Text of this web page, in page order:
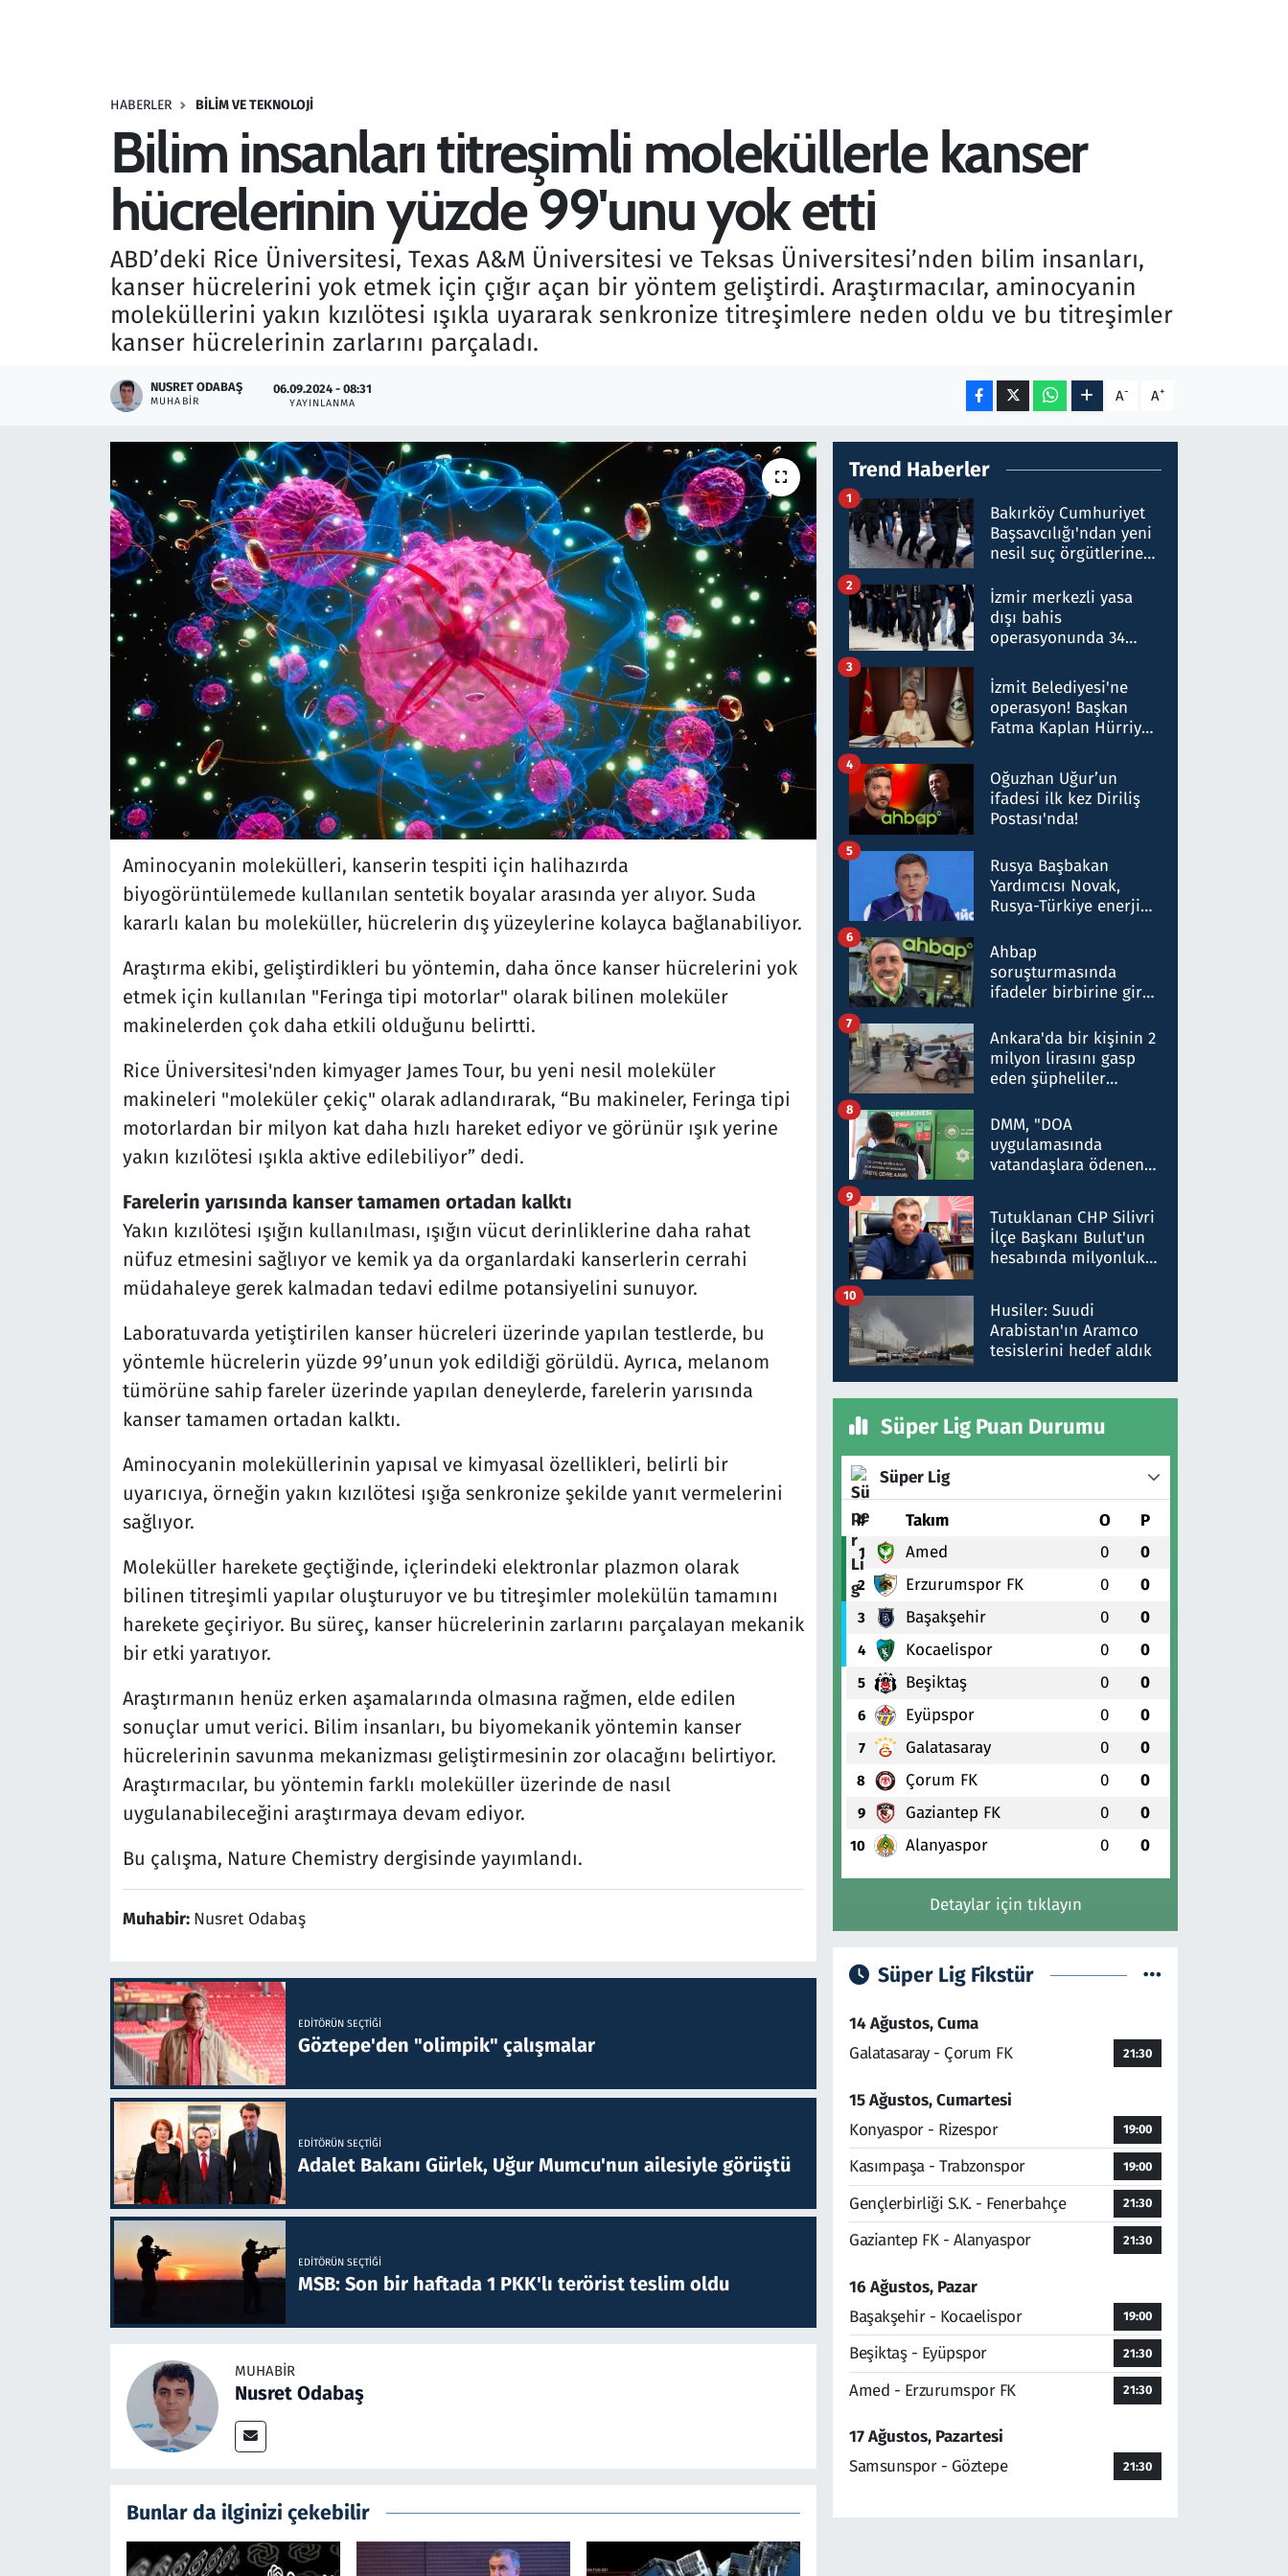
HABERLER BILIM VE TEKNOLOJI
Bilim insanları titreşimli moleküllerle kanser
hücrelerinin yüzde 99'unu yok etti
ABD’deki Rice Üniversitesi, Texas A&M Üniversitesi ve Teksas Üniversitesi’nden bilim insanları,
kanser hücrelerini yok etmek için çığır açan bir yöntem geliştirdi. Araştırmacılar, aminocyanin
moleküllerini yakın kızılötesi ışıkla uyararak senkronize titreşimlere neden oldu ve bu titreşimler
kanser hücrelerinin zarlarını parçaladı.
NUSRET ODABAŞ
MUHABIR
06.09.2024 - 08:31
YAYINLANMA A- A+
Aminocyanin molekülleri, kanserin tespiti için halihazırda
biyogörüntülemede kullanılan sentetik boyalar arasında yer alıyor. Suda
kararlı kalan bu moleküller, hücrelerin dış yüzeylerine kolayca bağlanabiliyor.
Araştırma ekibi, geliştirdikleri bu yöntemin, daha önce kanser hücrelerini yok
etmek için kullanılan "Feringa tipi motorlar" olarak bilinen moleküler
makinelerden çok daha etkili olduğunu belirtti.
Rice Üniversitesi'nden kimyager James Tour, bu yeni nesil moleküler
makineleri "moleküler çekiç" olarak adlandırarak, “Bu makineler, Feringa tipi
motorlardan bir milyon kat daha hızlı hareket ediyor ve görünür ışık yerine
yakın kızılötesi ışıkla aktive edilebiliyor” dedi.
Farelerin yarısında kanser tamamen ortadan kalktı
Yakın kızılötesi ışığın kullanılması, ışığın vücut derinliklerine daha rahat
nüfuz etmesini sağlıyor ve kemik ya da organlardaki kanserlerin cerrahi
müdahaleye gerek kalmadan tedavi edilme potansiyelini sunuyor.
Laboratuvarda yetiştirilen kanser hücreleri üzerinde yapılan testlerde, bu
yöntemle hücrelerin yüzde 99’unun yok edildiği görüldü. Ayrıca, melanom
tümörüne sahip fareler üzerinde yapılan deneylerde, farelerin yarısında
kanser tamamen ortadan kalktı.
Aminocyanin moleküllerinin yapısal ve kimyasal özellikleri, belirli bir
uyarıcıya, örneğin yakın kızılötesi ışığa senkronize şekilde yanıt vermelerini
sağlıyor.
Moleküller harekete geçtiğinde, içlerindeki elektronlar plazmon olarak
bilinen titreşimli yapılar oluşturuyor ve bu titreşimler molekülün tamamını
harekete geçiriyor. Bu süreç, kanser hücrelerinin zarlarını parçalayan mekanik
bir etki yaratıyor.
Araştırmanın henüz erken aşamalarında olmasına rağmen, elde edilen
sonuçlar umut verici. Bilim insanları, bu biyomekanik yöntemin kanser
hücrelerinin savunma mekanizması geliştirmesinin zor olacağını belirtiyor.
Araştırmacılar, bu yöntemin farklı moleküller üzerinde de nasıl
uygulanabileceğini araştırmaya devam ediyor.
Bu çalışma, Nature Chemistry dergisinde yayımlandı.
Muhabir: Nusret Odabaş
EDITÖRÜN SEÇTIĞI
Göztepe'den "olimpik" çalışmalar
EDITÖRÜN SEÇTIĞI
Adalet Bakanı Gürlek, Uğur Mumcu'nun ailesiyle görüştü
EDITÖRÜN SEÇTIĞI
MSB: Son bir haftada 1 PKK'lı terörist teslim oldu
MUHABIR
Nusret Odabaş
Bunlar da ilginizi çekebilir
Trend Haberler
Bakırköy Cumhuriyet
Başsavcılığı'ndan yeni
nesil suç örgütlerine
hakkında gözaltı kararı
1
İzmir merkezli yasa
dışı bahis
operasyonunda 34
Milyar liralık para
trafiği tespit edildi
2
İzmit Belediyesi'ne
operasyon! Başkan
Fatma Kaplan Hürriyet
3
Oğuzhan Uğur’un
ifadesi ilk kez Diriliş
Postası'nda!
4
Rusya Başbakan
Yardımcısı Novak,
Rusya-Türkiye enerji
nitelikte olduğunu
belirtti
5
Ahbap
soruşturmasında
ifadeler birbirine girdi:
ifadelerinden ortaya
çıkan tablo şok etti
6
Ankara'da bir kişinin 2
milyon lirasını gasp
eden şüpheliler
7
DMM, "DOA
uygulamasında
vatandaşlara ödenen
düşürüldüğü" iddiasını
yalanladı
8
Tutuklanan CHP Silivri
İlçe Başkanı Bulut'un
hesabında milyonluk
talimat verdi, ben
gönderdim
9
Husiler: Suudi
Arabistan'ın Aramco
tesislerini hedef aldık
10
Süper Lig Puan Durumu
Süper Lig
# Takım O P
1 Amed 0 0
2 Erzurumspor FK 0 0
3 Başakşehir 0 0
4 Kocaelispor 0 0
5 Beşiktaş 0 0
6 Eyüpspor 0 0
7 Galatasaray 0 0
8 Çorum FK 0 0
9 Gaziantep FK 0 0
10 Alanyaspor 0 0
Detaylar için tıklayın
Süper Lig Fikstür
14 Ağustos, Cuma
Galatasaray - Çorum FK
21:30
15 Ağustos, Cumartesi
Konyaspor - Rizespor
19:00
Kasımpaşa - Trabzonspor 19:00
Gençlerbirliği S.K. - Fenerbahçe 21:30
Gaziantep FK - Alanyaspor 21:30
16 Ağustos, Pazar
Başakşehir - Kocaelispor
19:00
Beşiktaş - Eyüpspor 21:30
Amed - Erzurumspor FK 21:30
17 Ağustos, Pazartesi
Samsunspor - Göztepe
21:30
Savunma Sanayi
Teknoloji ve Bilim
Televizyon